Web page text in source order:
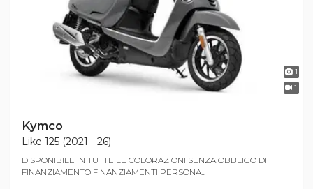
1
1
Kymco
Like 125 (2021 - 26)
DISPONIBILE IN TUTTE LE COLORAZIONI SENZA OBBLIGO DI
FINANZIAMENTO FINANZIAMENTI PERSONA...